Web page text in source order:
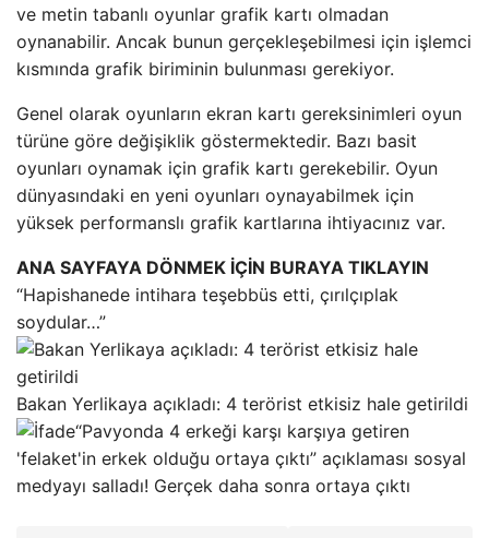
ve metin tabanlı oyunlar grafik kartı olmadan
oynanabilir. Ancak bunun gerçekleşebilmesi için işlemci
kısmında grafik biriminin bulunması gerekiyor.
Genel olarak oyunların ekran kartı gereksinimleri oyun
türüne göre değişiklik göstermektedir. Bazı basit
oyunları oynamak için grafik kartı gerekebilir. Oyun
dünyasındaki en yeni oyunları oynayabilmek için
yüksek performanslı grafik kartlarına ihtiyacınız var.
ANA SAYFAYA DÖNMEK İÇİN BURAYA TIKLAYIN
“Hapishanede intihara teşebbüs etti, çırılçıplak
soydular…”
Bakan Yerlikaya açıkladı: 4 terörist etkisiz hale getirildi
“Pavyonda 4 erkeği karşı karşıya getiren
'felaket'in erkek olduğu ortaya çıktı” açıklaması sosyal
medyayı salladı! Gerçek daha sonra ortaya çıktı